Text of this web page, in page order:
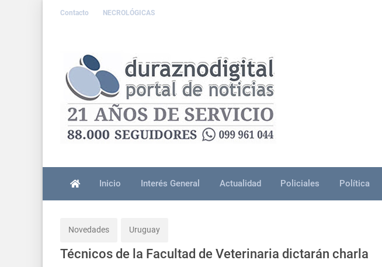
Contacto NECROLÓGICAS
Inicio Interés General Actualidad Policiales Política
Novedades Uruguay
Técnicos de la Facultad de Veterinaria dictarán charla